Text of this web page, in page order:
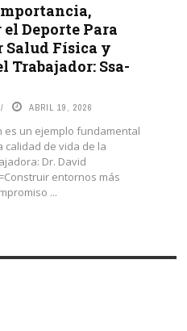
Deporte Para
Salud Física y
Trabajador: Ssa-
ABRIL 19, 2026
es un ejemplo fundamental
calidad de vida de la
Dr. David
entornos más
...